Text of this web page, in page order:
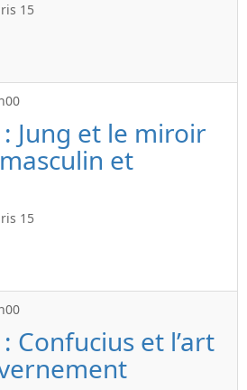
15
Jung et le miroir
et
15
Confucius et l’art